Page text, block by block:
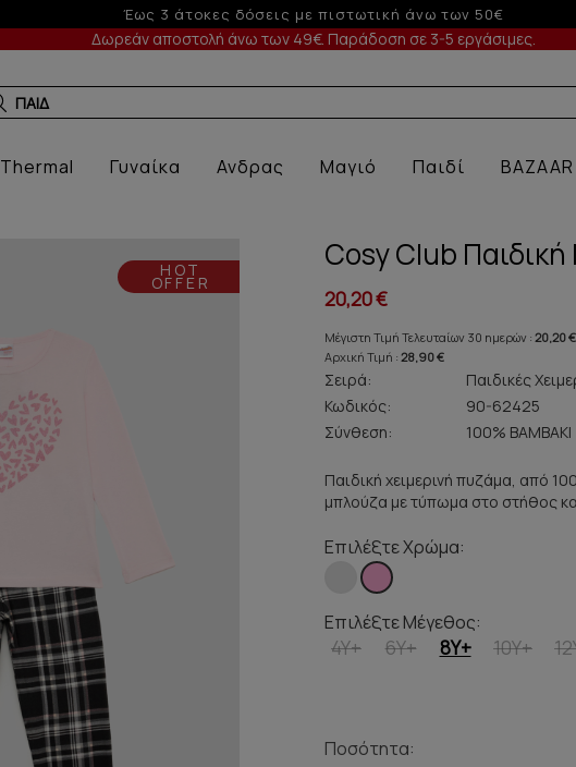
-10% σε παραγγελίες άνω των 200€
Δωρεάν αποστολή άνω των 49€. Παράδοση σε 3-5 εργάσιμες.
ΠΑΙΔΙΚΑ ΕΣΩΡΟΥ
Thermal Γυναίκα Ανδρας Μαγιό Παιδί BAZAAR
HOT
OFFER
Cosy Club
20,20 €
Μέγιστη Τιμή Τελευταίων 30 ημερών : 20,20 €
Αρχική Τιμή : 28,90 €
Σειρά:
Παιδικές
Κωδικός:
90-62425
Σύνθεση:
100% ΒΑΜΒΑΚΙ
Παιδική χειμερινή πυζάμα, από
μπλούζα με τύπωμα στο στήθος
Επιλέξτε Χρώμα:
Επιλέξτε Μέγεθος:
4Y+ 6Y+ 8Y+ 10Y+
Ποσότητα: